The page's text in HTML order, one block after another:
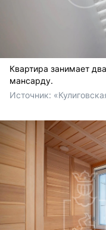
Квартира занимает
мансарду.
Источник: